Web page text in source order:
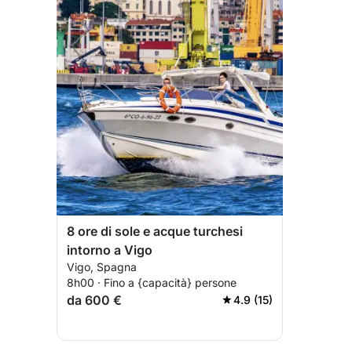
8 ore di sole e acque turchesi
intorno a Vigo
Vigo, Spagna
8h00 · Fino a {capacità} persone
da 600 € 4.9 (15)